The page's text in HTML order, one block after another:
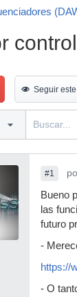
Seguir
#1
Bueno
las
futuro
-
https://
- O